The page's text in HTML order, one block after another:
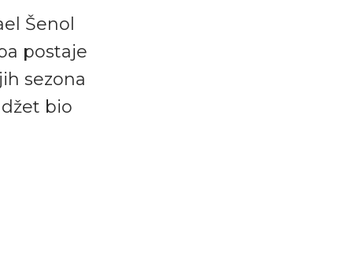
Šenol
postaje
sezona
bio